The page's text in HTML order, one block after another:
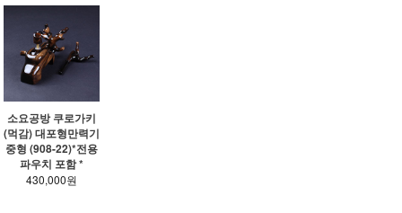
소요공방 쿠로가키
(먹감) 대포형만력기
중형 (908-22)*전용
파우치 포함 *
430,000원